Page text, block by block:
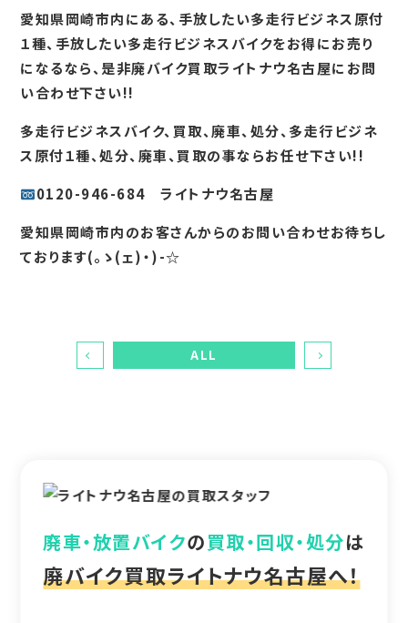
愛知県岡崎市内にある、手放したい多走行ビジネス原付
１種、手放したい多走行ビジネスバイクをお得にお売り
になるなら、是非廃バイク買取ライトナウ名古屋にお問
い合わせ下さい!!
多走行ビジネスバイク、買取、廃車、処分、多走行ビジネ
ス原付１種、処分、廃車、買取の事ならお任せ下さい!!
0120-946-684 ライトナウ名古屋
愛知県岡崎市内のお客さんからのお問い合わせお待ちし
ております(。ゝ(ェ)・)-☆
ALL
廃車・放置バイクの買取・回収・処分は
廃バイク買取ライトナウ名古屋へ！